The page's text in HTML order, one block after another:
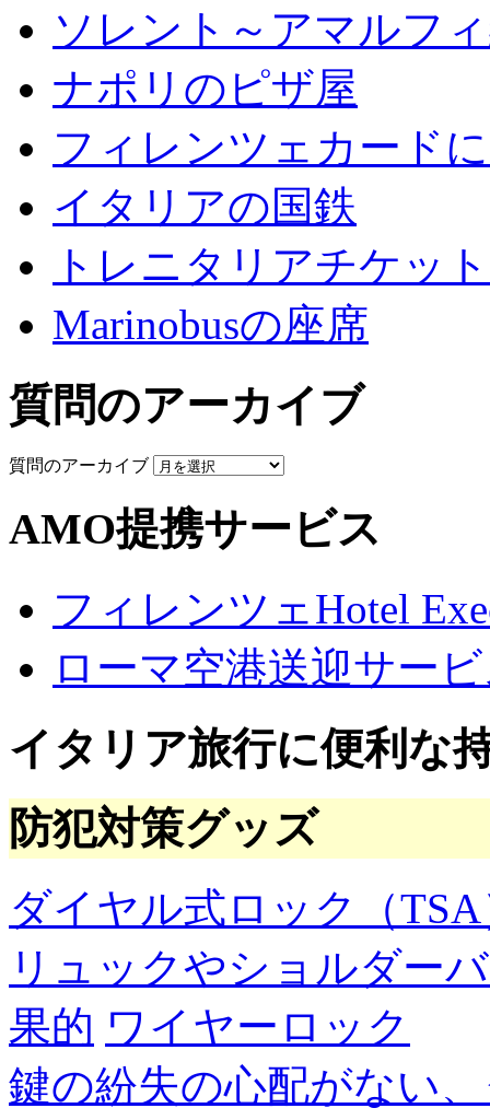
ソレント～アマルフ
ナポリのピザ屋
フィレンツェカード
イタリアの国鉄
トレニタリアチケッ
Marinobusの座席
質問のアーカイブ
質問のアーカイブ
AMO提携サービス
フィレンツェHotel
ローマ空港送迎サー
イタリア旅行に便利な
防犯対策グッズ
ダイヤル式ロック（
リュックやショルダー
果的 ワイヤーロック
鍵の紛失の心配がない